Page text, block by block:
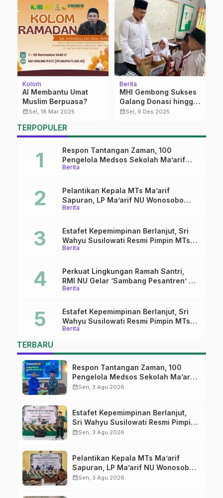
Kolom
AI Membantu Umat
Muslim Berpuasa?
calendar_monthSel, 18 Mar 2025
Berita
MHI Gembong Sukses
Galang Donasi hingga
Rp 4 Juta untuk
calendar_monthSel, 9 Des 2025
TERPOPULER
Berita
Respon Tantangan Zaman, 100
Pengelola Medsos Sekolah Ma’arif
Pekalongan Ikuti Pelatihan Literasi
Berita
Pelantikan Kepala MTs Ma’arif
Sapuran, LP Ma’arif NU Wonosobo
Tekankan Lima Amanah
Berita
Estafet Kepemimpinan Berlanjut, Sri
Wahyu Susilowati Resmi Pimpin MTs
Ma’arif Sapuran
Berita
Perkuat Lingkungan Ramah Santri,
RMI NU Gelar ‘Sambang Pesantren’ di
Pati
Berita
Estafet Kepemimpinan Berlanjut, Sri
Wahyu Susilowati Resmi Pimpin MTs
Ma’arif Sapuran
TERBARU
Respon Tantangan Zaman, 100
Pengelola Medsos Sekolah Ma’arif
Pekalongan Ikuti Pelatihan Literasi
calendar_monthSen, 3 Agu 2026
Estafet Kepemimpinan Berlanjut,
Sri Wahyu Susilowati Resmi Pimpin
MTs Ma’arif Sapuran
calendar_monthSen, 3 Agu 2026
Pelantikan Kepala MTs Ma’arif
Sapuran, LP Ma’arif NU Wonosobo
Tekankan Lima Amanah
calendar_monthSen, 3 Agu 2026